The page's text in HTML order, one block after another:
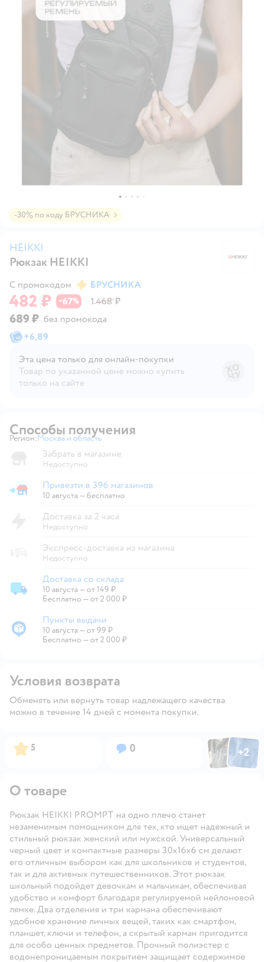
-30% по коду БРУСНИКА
HEIKKI
Рюкзак HEIKKI
С промокодом
БРУСНИКА
482 ₽ −67% 1 468 ₽
689 ₽ без промокода
+6,89
Эта цена только для онлайн‑покупки
Товар по указанной цене можно купить
только на сайте
Способы получения
Регион: Выбор адреса доставки.
Москва и область
Забрать в магазине
Недоступно
Привезти в магазин
Привезти в 396 магазинов
10 августа—бесплатно
Доставка за 2 часа
Недоступно
Экспресс-доставка из магазина
Недоступно
Доставка со склада
Доставка со склада
10 августа—от 149 ₽
Бесплатно — от 2 000 ₽
Пункты выдачи
Пункты выдачи
10 августа—от 99 ₽
Бесплатно — от 2 000 ₽
Условия возврата
Обменять или вернуть товар надлежащего качества
можно в течение 14 дней с момента покупки.
Рейтинг:
5 Вопросов:
0 ФотоФото
+2
О товаре
Рюкзак HEIKKI PROMPT на одно плечо станет
незаменимым помощником для тех, кто ищет надежный и
стильный рюкзак женский или мужской. Универсальный
черный цвет и компактные размеры 30х16х6 см делают
его отличным выбором как для школьников и студентов,
так и для активных путешественников. Этот рюкзак
школьный подойдет девочкам и мальчикам, обеспечивая
удобство и комфорт благодаря регулируемой нейлоновой
лямке. Два отделения и три кармана обеспечивают
удобное хранение личных вещей, таких как смартфон,
планшет, ключи и телефон, а скрытый карман пригодится
для особо ценных предметов. Прочный полиэстер с
водонепроницаемым покрытием защищает содержимое